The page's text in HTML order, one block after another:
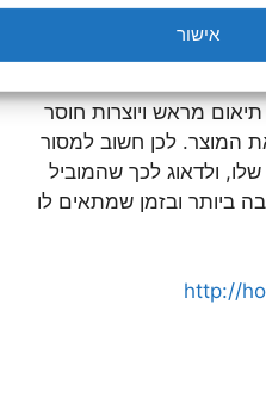
אישור
שהיא מגיעה למסור לו
מראש ויוצרות חוסר
המוצר. לכן חשוב למסור
ולדאוג לכך שהמוביל
ביותר ובזמן שמתאים לו
http://